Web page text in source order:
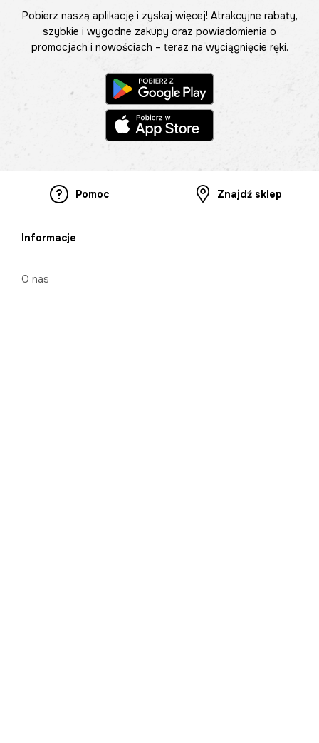
Pobierz naszą aplikację i zyskaj więcej! Atrakcyjne rabaty,
szybkie i wygodne zakupy oraz powiadomienia o
promocjach i nowościach – teraz na wyciągnięcie ręki.
Pomoc Znajdź sklep
Informacje
O nas